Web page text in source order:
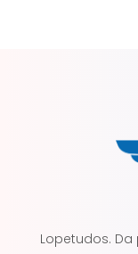
Lopetudos.